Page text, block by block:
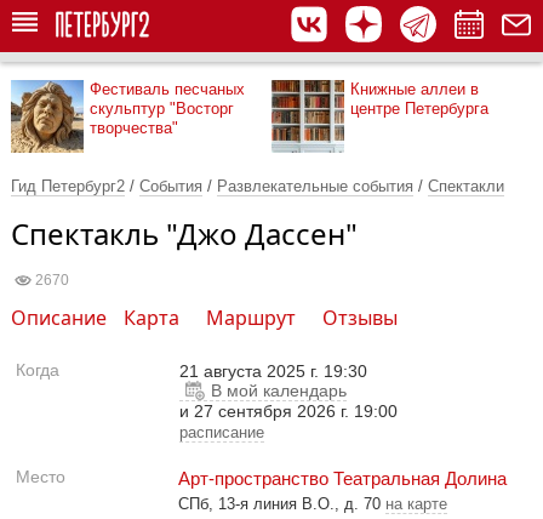
Фестиваль песчаных
скульптур "Восторг
творчества"
Книжные аллеи в
центре Петербурга
Гид Петербург2 / События / Развлекательные события / Спектакли
Спектакль "Джо Дассен"
2670
Описание Карта Маршрут Отзывы
Когда
21 августа 2025 г. 19:30
В мой календарь
и 27 сентября 2026 г. 19:00
расписание
Место Арт-пространство Театральная Долина
СПб, 13-я линия В.О., д. 70 на карте